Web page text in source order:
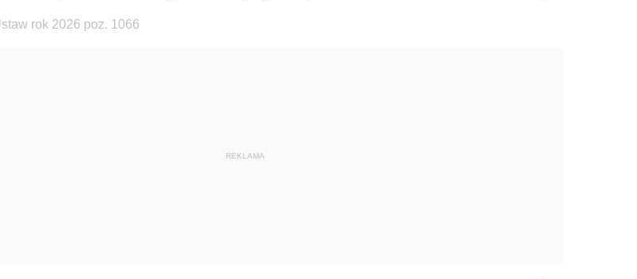
rok 2026 poz. 1066
REKLAMA